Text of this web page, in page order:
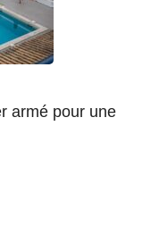
armé pour une